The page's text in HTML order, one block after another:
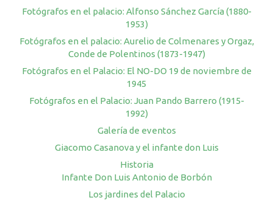
Fotógrafos en el palacio: Alfonso Sánchez García (1880-
1953)
Fotógrafos en el palacio: Aurelio de Colmenares y Orgaz,
Conde de Polentinos (1873-1947)
Fotógrafos en el Palacio: El NO-DO 19 de noviembre de
1945
Fotógrafos en el Palacio: Juan Pando Barrero (1915-
1992)
Galería de eventos
Giacomo Casanova y el infante don Luis
Historia
Infante Don Luis Antonio de Borbón
Los jardines del Palacio